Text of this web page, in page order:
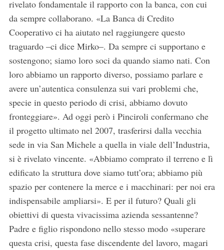
rivelato fondamentale il rapporto con la banca, con cui
da sempre collaborano. «La Banca di Credito
Cooperativo ci ha aiutato nel raggiungere questo
traguardo –ci dice Mirko–. Da sempre ci supportano e
sostengono; siamo loro soci da quando siamo nati. Con
loro abbiamo un rapporto diverso, possiamo parlare e
avere un’autentica consulenza sui vari problemi che,
specie in questo periodo di crisi, abbiamo dovuto
fronteggiare». Ad oggi però i Pinciroli confermano che
il progetto ultimato nel 2007, trasferirsi dalla vecchia
sede in via San Michele a quella in viale dell’Industria,
si è rivelato vincente. «Abbiamo comprato il terreno e lì
edificato la struttura dove siamo tutt’ora; abbiamo più
spazio per contenere la merce e i macchinari: per noi era
indispensabile ampliarsi». E per il futuro? Quali gli
obiettivi di questa vivacissima azienda sessantenne?
Padre e figlio rispondono nello stesso modo «superare
questa crisi, questa fase discendente del lavoro, magari